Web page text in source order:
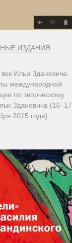
ИЗДАНИЯ
Ильи Зданевича.
международной
по творческому
Зданевича (16–17
2015 года)